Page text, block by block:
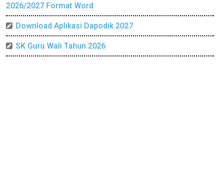
2026/2027 Format Word
Download Aplikasi Dapodik 2027
SK Guru Wali Tahun 2026